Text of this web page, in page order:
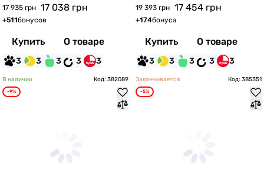
17 935 грн 17 038 грн
+511бонусов
Купить О товаре
3 3 3 3 3
19 393 грн 17 454 грн
+174бонуса
Купить О товаре
3 3 3 3 3
В наличии Код: 382089
-9%
Заканчивается Код: 385351
-5%